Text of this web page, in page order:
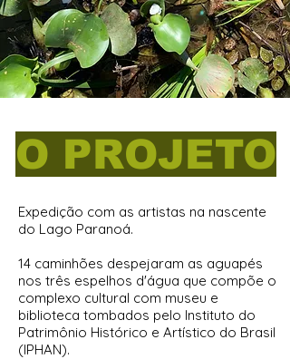
O PROJETO
Expedição com as artistas na nascente
do Lago Paranoá.
14 caminhões despejaram as aguapés
nos três espelhos d'água que compõe o
complexo cultural com museu e
biblioteca tombados pelo Instituto do
Patrimônio Histórico e Artístico do Brasil
(IPHAN).